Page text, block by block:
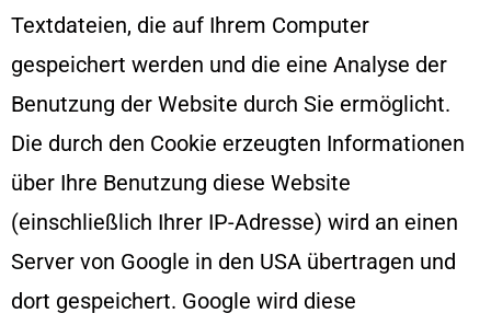
Textdateien, die auf Ihrem Computer
gespeichert werden und die eine Analyse der
Benutzung der Website durch Sie ermöglicht.
Die durch den Cookie erzeugten Informationen
über Ihre Benutzung diese Website
(einschließlich Ihrer IP-Adresse) wird an einen
Server von Google in den USA übertragen und
dort gespeichert. Google wird diese